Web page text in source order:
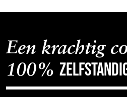
Een krachtig
100%